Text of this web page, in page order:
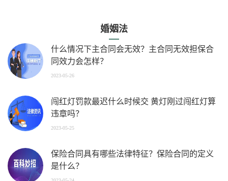
婚姻法
什么情况下主合同会无效？主合同无效担保合
同效力会怎样？
2023-05-26
闯红灯罚款最迟什么时候交 黄灯刚过闯红灯算
违章吗？
2023-05-25
保险合同具有哪些法律特征？保险合同的定义
是什么？